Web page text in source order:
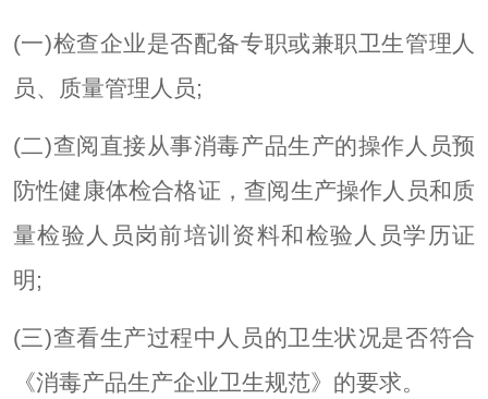
(一)检查企业是否配备专职或兼职卫生管理人
员、质量管理人员;
(二)查阅直接从事消毒产品生产的操作人员预
防性健康体检合格证，查阅生产操作人员和质
量检验人员岗前培训资料和检验人员学历证
明;
(三)查看生产过程中人员的卫生状况是否符合
《消毒产品生产企业卫生规范》的要求。